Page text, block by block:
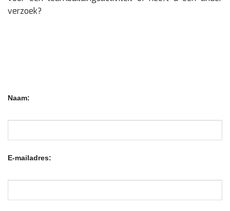
verzoek?
Naam:
E-mailadres: